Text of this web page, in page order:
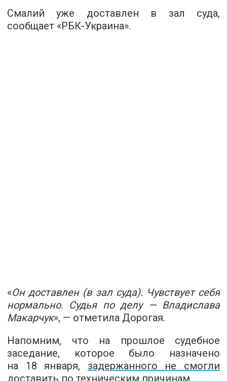
Смалий уже доставлен в зал суда,
сообщает «РБК-Украина».
«Он доставлен (в зал суда). Чувствует себя
нормально. Судья по делу — Владислава
Макарчук», — отметила Дорогая.
Напомним, что на прошлое судебное
заседание, которое было назначено
на 18 января, задержанного не смогли
доставить по техническим причинам